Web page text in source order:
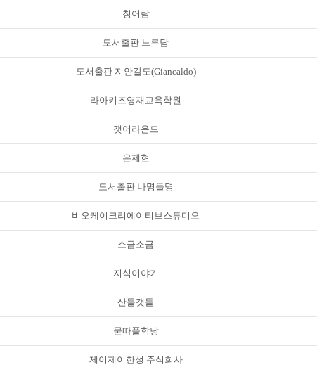
청어람
도서출판 느루담
도서출판 지안칼도(Giancaldo)
라아키즈영재교육학원
갯어라운드
은제현
도서출판 나명들명
비오케이크리에이티브스튜디오
소금소금
지식이야기
산들갯들
묻따풀학당
제이제이한성 주식회사